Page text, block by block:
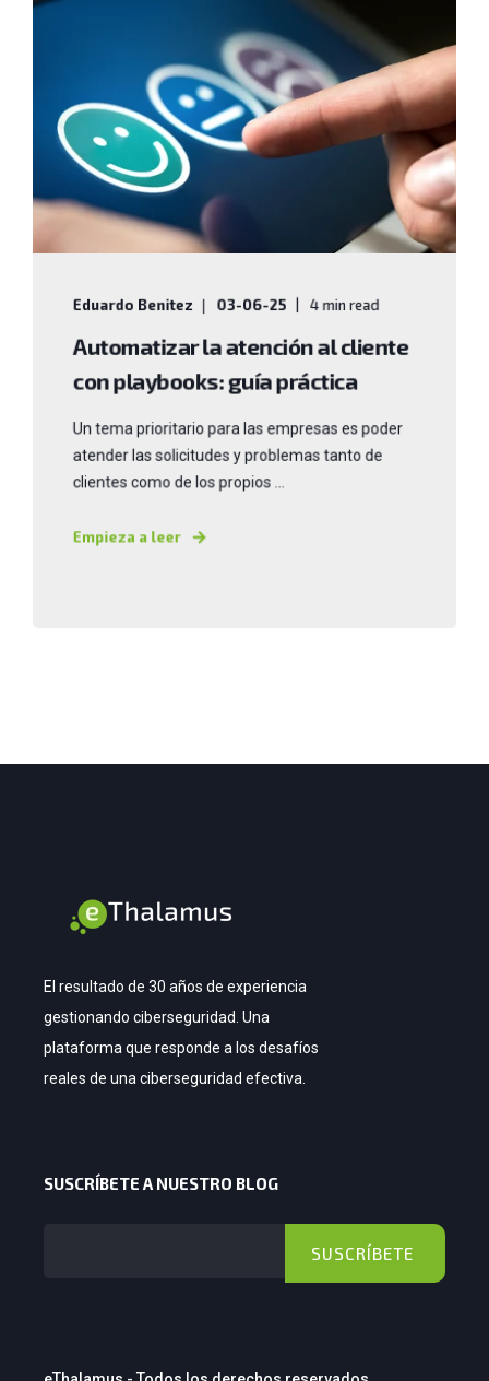
Eduardo Benitez 03-06-25 4 min read
Automatizar la atención al cliente
con playbooks: guía práctica
Un tema prioritario para las empresas es poder
atender las solicitudes y problemas tanto de
clientes como de los propios ...
Empieza a leer
El resultado de 30 años de experiencia
gestionando ciberseguridad. Una
plataforma que responde a los desafíos
reales de una ciberseguridad efectiva.
SUSCRÍBETE A NUESTRO BLOG